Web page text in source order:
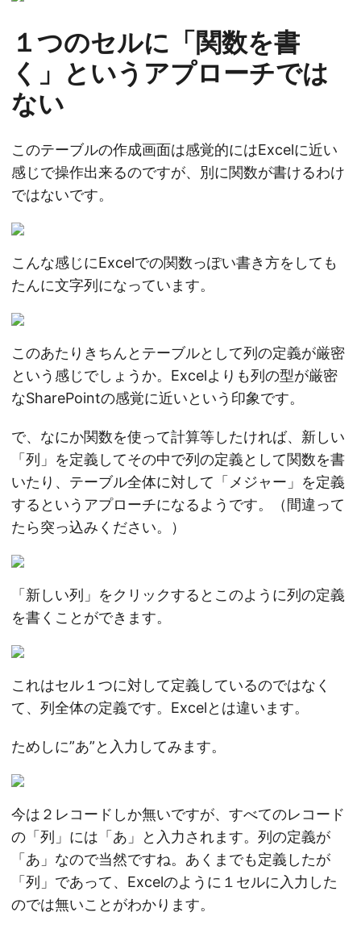
１つのセルに「関数を書
く」というアプローチでは
ない
このテーブルの作成画面は感覚的にはExcelに近い
感じで操作出来るのですが、別に関数が書けるわけ
ではないです。
こんな感じにExcelでの関数っぽい書き方をしても
たんに文字列になっています。
このあたりきちんとテーブルとして列の定義が厳密
という感じでしょうか。Excelよりも列の型が厳密
なSharePointの感覚に近いという印象です。
で、なにか関数を使って計算等したければ、新しい
「列」を定義してその中で列の定義として関数を書
いたり、テーブル全体に対して「メジャー」を定義
するというアプローチになるようです。（間違って
たら突っ込みください。）
「新しい列」をクリックするとこのように列の定義
を書くことができます。
これはセル１つに対して定義しているのではなく
て、列全体の定義です。Excelとは違います。
ためしに”あ”と入力してみます。
今は２レコードしか無いですが、すべてのレコード
の「列」には「あ」と入力されます。列の定義が
「あ」なので当然ですね。あくまでも定義したが
「列」であって、Excelのように１セルに入力した
のでは無いことがわかります。